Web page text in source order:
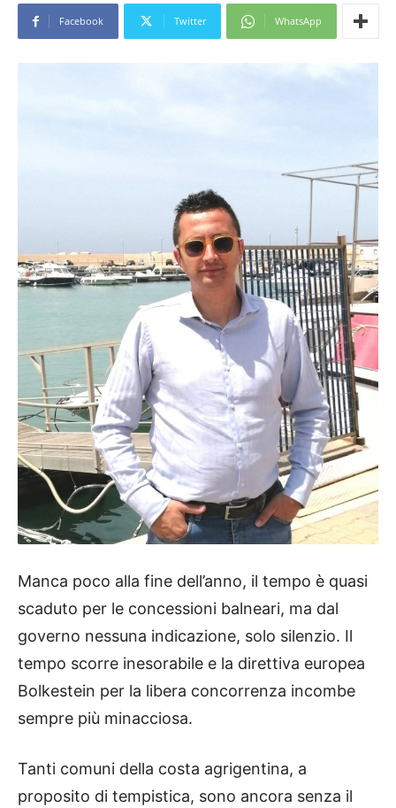
Facebook Twitter WhatsApp
Manca poco alla fine dell’anno, il tempo è quasi
scaduto per le concessioni balneari, ma dal
governo nessuna indicazione, solo silenzio. Il
tempo scorre inesorabile e la direttiva europea
Bolkestein per la libera concorrenza incombe
sempre più minacciosa.
Tanti comuni della costa agrigentina, a
proposito di tempistica, sono ancora senza il